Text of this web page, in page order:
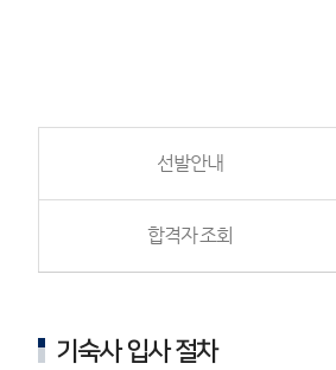
선발안내
합격자 조회
기숙사 입사 절차